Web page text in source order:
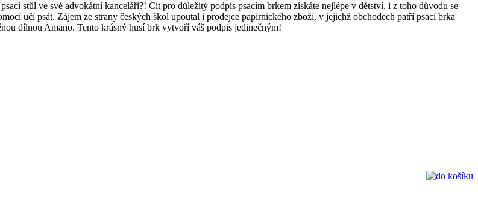
stůl ve své advokátní kanceláři?! Cit pro důležitý podpis psacím brkem získáte nejlépe v dětství, i z toho důvodu se
učí psát. Zájem ze strany českých škol upoutal i prodejce papírnického zboží, v jejichž obchodech patří psací brka
dílnou Amano. Tento krásný husí brk vytvoří váš podpis jedinečným!